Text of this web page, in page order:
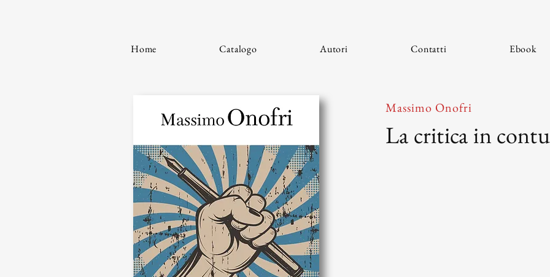
Home Catalogo Autori Contatti Ebook
La critica in
Massimo Onofri